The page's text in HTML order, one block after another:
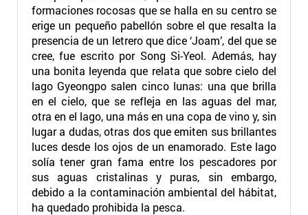
formaciones rocosas que se halla en su centro se
erige un pequeño pabellón sobre el que resalta la
presencia de un letrero que dice ‘Joam’, del que se
cree, fue escrito por Song Si-Yeol. Además, hay
una bonita leyenda que relata que sobre cielo del
lago Gyeongpo salen cinco lunas: una que brilla
en el cielo, que se refleja en las aguas del mar,
otra en el lago, una más en una copa de vino y, sin
lugar a dudas, otras dos que emiten sus brillantes
luces desde los ojos de un enamorado. Este lago
solía tener gran fama entre los pescadores por
sus aguas cristalinas y puras, sin embargo,
debido a la contaminación ambiental del hábitat,
ha quedado prohibida la pesca.